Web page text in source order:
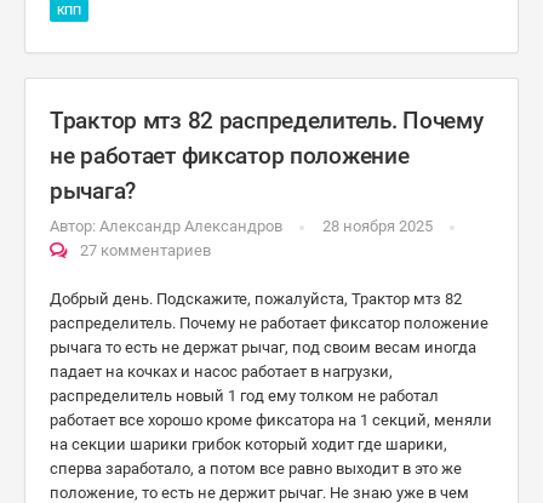
КПП
Трактор мтз 82 распределитель. Почему
не работает фиксатор положение
рычага?
Автор: Александр Александров
28 ноября 2025
27 комментариев
Добрый день. Подскажите, пожалуйста, Трактор мтз 82
распределитель. Почему не работает фиксатор положение
рычага то есть не держат рычаг, под своим весам иногда
падает на кочках и насос работает в нагрузки,
распределитель новый 1 год ему толком не работал
работает все хорошо кроме фиксатора на 1 секций, меняли
на секции шарики грибок который ходит где шарики,
сперва заработало, а потом все равно выходит в это же
положение, то есть не держит рычаг. Не знаю уже в чем